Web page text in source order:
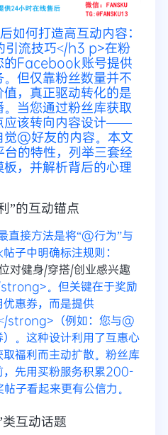
如何打造高互动内容：
引流技巧</h3 p>在粉
的Facebook账号提供
但仅靠粉丝数量并不
，真正驱动转化的是
当您通过粉丝库获取
应该转向内容设计——
@好友的内容。本文
的特性，列举三套经
，并解析背后的心理
”的互动锚点
直接方法是将“@行为”与
子中明确标注规则：
对健身/穿搭/创业感兴趣
。但关键在于奖励
惠券，而是提供
strong>（例如：您与@
。这种设计利用了互惠心
福利而主动扩散。粉丝库
，先用买粉服务积累200-
子看起来更有公信力。
互动话题